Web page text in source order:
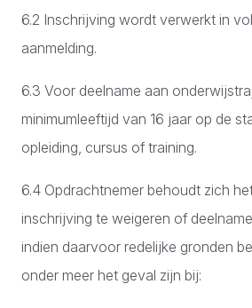
6.2 Inschrijving wordt verwerkt in
aanmelding.
6.3 Voor deelname aan
minimumleeftijd van 16 jaar op de
opleiding, cursus of training.
6.4 Opdrachtnemer behoudt zich
inschrijving te weigeren of
indien daarvoor redelijke gronden
onder meer het geval zijn bij: